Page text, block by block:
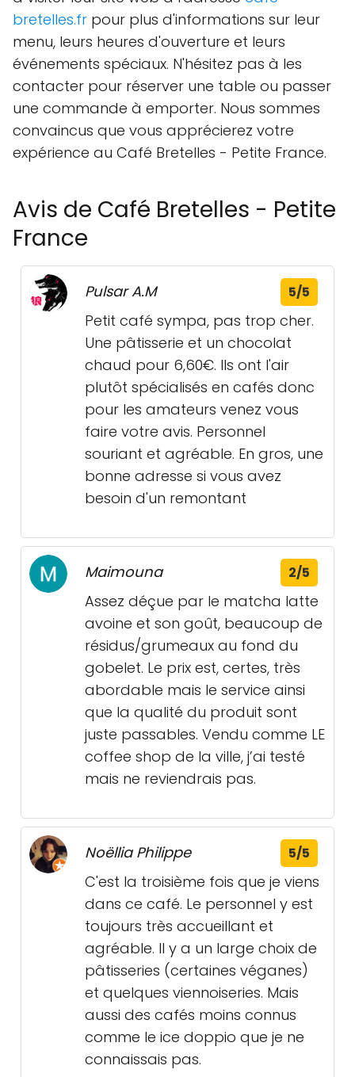
bretelles.fr pour plus d'informations sur leur
menu, leurs heures d'ouverture et leurs
événements spéciaux. N'hésitez pas à les
contacter pour réserver une table ou passer
une commande à emporter. Nous sommes
convaincus que vous apprécierez votre
expérience au Café Bretelles - Petite France.
Avis de Café Bretelles - Petite
France
Pulsar A.M 5/5
Petit café sympa, pas trop cher.
Une pâtisserie et un chocolat
chaud pour 6,60€. Ils ont l'air
plutôt spécialisés en cafés donc
pour les amateurs venez vous
faire votre avis. Personnel
souriant et agréable. En gros, une
bonne adresse si vous avez
besoin d'un remontant
Maimouna 2/5
Assez déçue par le matcha latte
avoine et son goût, beaucoup de
résidus/grumeaux au fond du
gobelet. Le prix est, certes, très
abordable mais le service ainsi
que la qualité du produit sont
juste passables. Vendu comme LE
coffee shop de la ville, j’ai testé
mais ne reviendrais pas.
Noëllia Philippe 5/5
C'est la troisième fois que je viens
dans ce café. Le personnel y est
toujours très accueillant et
agréable. Il y a un large choix de
pâtisseries (certaines véganes)
et quelques viennoiseries. Mais
aussi des cafés moins connus
comme le ice doppio que je ne
connaissais pas.